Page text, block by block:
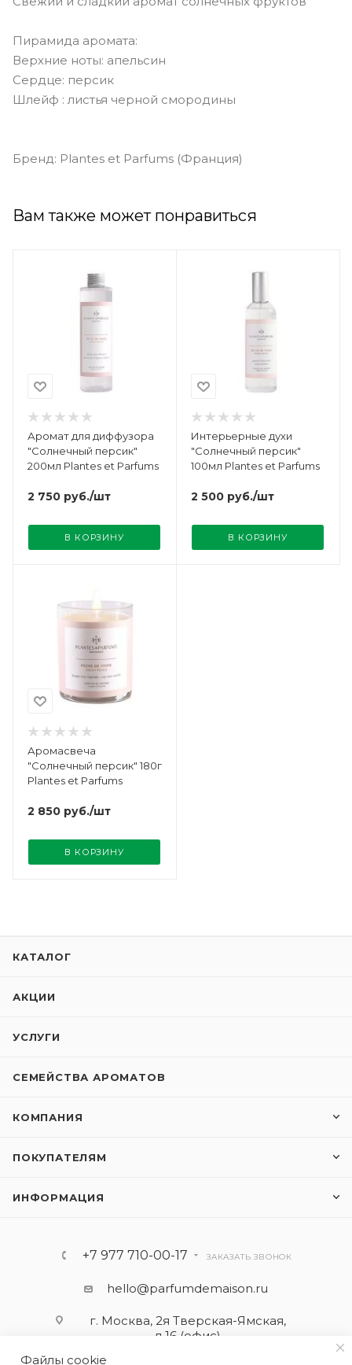
Пирамида аромата:
Верхние ноты: апельсин
Сердце: персик
Шлейф : листья черной смородины
Бренд: Plantes et Parfums (Франция)
Вам также может понравиться
Аромат для диффузора
"Солнечный персик"
200мл Plantes et Parfums
2 750 руб./шт
В КОРЗИНУ
Интерьерные духи
"Солнечный персик"
100мл Plantes et Parfums
2 500 руб./шт
В КОРЗИНУ
Аромасвеча
"Солнечный персик" 180г
Plantes et Parfums
2 850 руб./шт
В КОРЗИНУ
КАТАЛОГ
АКЦИИ
УСЛУГИ
СЕМЕЙСТВА АРОМАТОВ
КОМПАНИЯ
ПОКУПАТЕЛЯМ
ИНФОРМАЦИЯ
+7 977 710-00-17 ЗАКАЗАТЬ ЗВОНОК
hello@parfumdemaison.ru
г. Москва, 2я Тверская-Ямская,
д.16 (офис)
Файлы cookie